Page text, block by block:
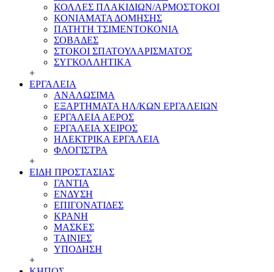
ΚΟΛΛΕΣ ΠΛΑΚΙΔΙΩΝ/ΑΡΜΟΣΤΟΚΟΙ
ΚΟΝΙΑΜΑΤΑ ΔΟΜΗΣΗΣ
ΠΑΤΗΤΗ ΤΣΙΜΕΝΤΟΚΟΝΙΑ
ΣΟΒΑΔΕΣ
ΣΤΟΚΟΙ ΣΠΑΤΟΥΛΑΡΙΣΜΑΤΟΣ
ΣΥΓΚΟΛΛΗΤΙΚΑ
+
ΕΡΓΑΛΕΙΑ
ΑΝΑΛΩΣΙΜΑ
ΕΞΑΡΤΗΜΑΤΑ ΗΛ/ΚΩΝ ΕΡΓΑΛΕΙΩΝ
ΕΡΓΑΛΕΙΑ ΑΕΡΟΣ
ΕΡΓΑΛΕΙΑ ΧΕΙΡΟΣ
ΗΛΕΚΤΡΙΚΑ ΕΡΓΑΛΕΙΑ
ΦΛΟΓΙΣΤΡΑ
+
ΕΙΔΗ ΠΡΟΣΤΑΣΙΑΣ
ΓΑΝΤΙΑ
ΕΝΔΥΣΗ
ΕΠΙΓΟΝΑΤΙΔΕΣ
ΚΡΑΝΗ
ΜΑΣΚΕΣ
ΤΑΙΝΙΕΣ
ΥΠΟΔΗΣΗ
+